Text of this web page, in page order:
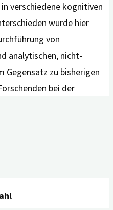
verschiedene kognitiven
wurde hier
von
analytischen, nicht-
Gegensatz zu bisherigen
bei der
Faktoren.
Bildung,
Body Mass Index
Aktivität.